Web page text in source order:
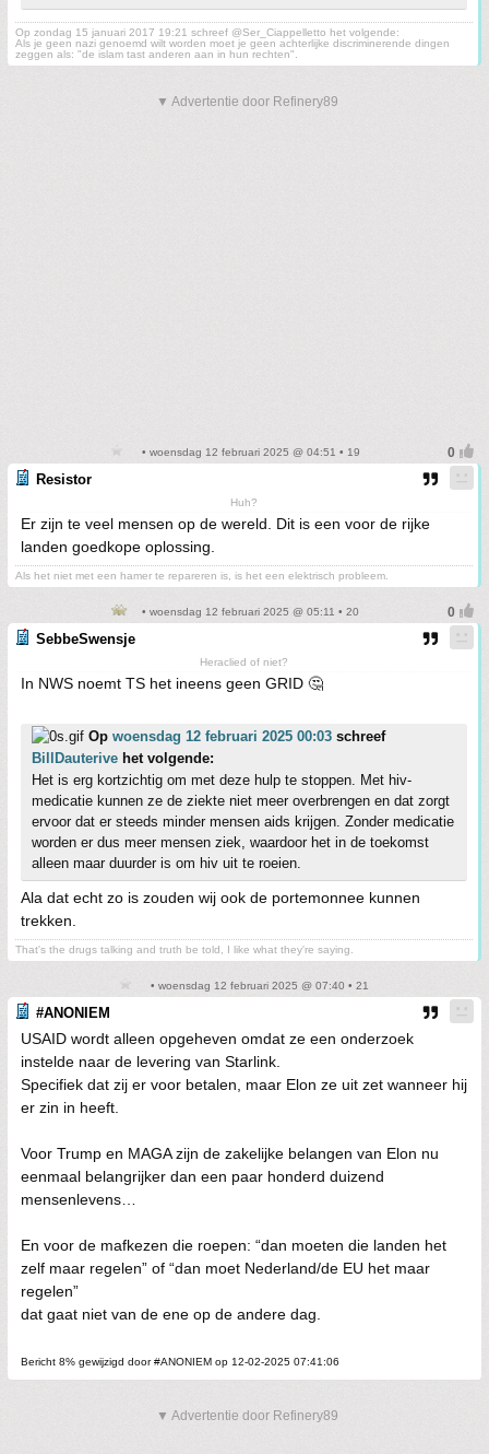
Op zondag 15 januari 2017 19:21 schreef @Ser_Ciappelletto het volgende:
Als je geen nazi genoemd wilt worden moet je geen achterlijke discriminerende dingen
zeggen als: "de islam tast anderen aan in hun rechten".
▼ Advertentie door Refinery89
• woensdag 12 februari 2025 @ 04:51 • 19
Resistor
Huh?
Er zijn te veel mensen op de wereld. Dit is een voor de rijke
landen goedkope oplossing.
Als het niet met een hamer te repareren is, is het een elektrisch probleem.
• woensdag 12 februari 2025 @ 05:11 • 20
SebbeSwensje
Heraclied of niet?
In NWS noemt TS het ineens geen GRID 🤔
Op woensdag 12 februari 2025 00:03 schreef
BillDauterive het volgende:
Het is erg kortzichtig om met deze hulp te stoppen. Met hiv-
medicatie kunnen ze de ziekte niet meer overbrengen en dat zorgt
ervoor dat er steeds minder mensen aids krijgen. Zonder medicatie
worden er dus meer mensen ziek, waardoor het in de toekomst
alleen maar duurder is om hiv uit te roeien.
Ala dat echt zo is zouden wij ook de portemonnee kunnen
trekken.
That's the drugs talking and truth be told, I like what they're saying.
• woensdag 12 februari 2025 @ 07:40 • 21
#ANONIEM
USAID wordt alleen opgeheven omdat ze een onderzoek
instelde naar de levering van Starlink.
Specifiek dat zij er voor betalen, maar Elon ze uit zet wanneer hij
er zin in heeft.
Voor Trump en MAGA zijn de zakelijke belangen van Elon nu
eenmaal belangrijker dan een paar honderd duizend
mensenlevens…
En voor de mafkezen die roepen: “dan moeten die landen het
zelf maar regelen” of “dan moet Nederland/de EU het maar
regelen”
dat gaat niet van de ene op de andere dag.
Bericht 8% gewijzigd door #ANONIEM op 12-02-2025 07:41:06
▼ Advertentie door Refinery89